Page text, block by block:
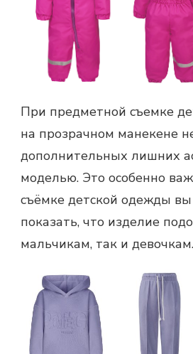
При предметной съемке
на прозрачном манекене
дополнительных лишних
моделью. Это особенно
съёмке детской одежды
показать, что изделие
мальчикам, так и девочкам.